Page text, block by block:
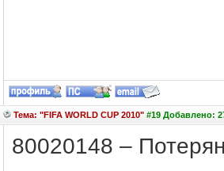
Тема: "FIFA WORLD CUP 2010"#19 Добавлено:
80020148 –